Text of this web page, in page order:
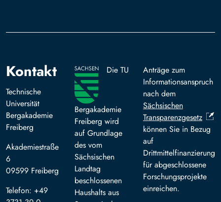
Kontakt
Technische
Universität
Bergakademie
Freiberg
Akademiestraße
6
09599 Freiberg
Telefon: +49
Die TU
Bergakademie
Freiberg wird
auf Grundlage
des vom
Sächsischen
Landtag
beschlossenen
Haushalts aus
Anträge zum
Informationsanspruch
nach dem
Sächsischen
Transparenzgesetz
können Sie in Bezug
auf
Drittmittelfinanzierung
für abgeschlossene
Forschungsprojekte
einreichen.